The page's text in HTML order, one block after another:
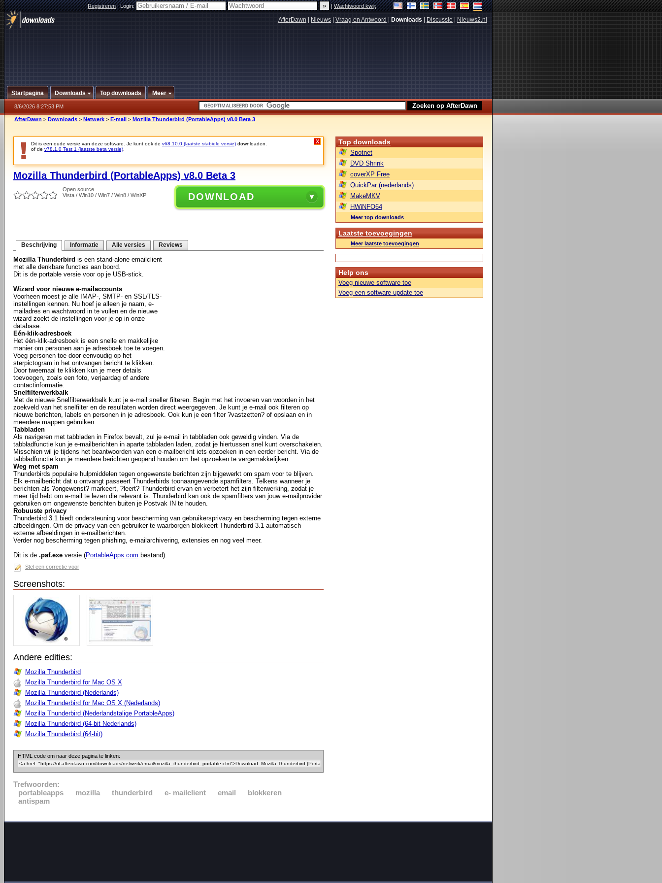
Registreren|Login: |Wachtwoord kwijt
AfterDawn Nieuws Vraag en Antwoord Downloads Discussie Nieuws2.nl
Startpagina Downloads Top downloads Meer
8/6/2026 8:27:53 PM
AfterDawn > Downloads > Netwerk > E-mail > Mozilla Thunderbird (PortableApps) v8.0 Beta 3
Dit is een oude versie van deze software. Je kunt ook de v68.10.0 (laatste stabiele versie) downloaden.
of de v78.1.0 Test 1 (laatste beta versie)
X
Mozilla Thunderbird (PortableApps) v8.0 Beta 3
Open source
Vista / Win10 / Win7 / Win8 / WinXP
DOWNLOAD
Beschrijving Informatie Alle versies Reviews
Mozilla Thunderbird is een stand-alone emailclient
met alle denkbare functies aan boord.
Dit is de portable versie voor op je USB-stick.
Wizard voor nieuwe e-mailaccounts
Voorheen moest je alle IMAP-, SMTP- en SSL/TLS-
instellingen kennen. Nu hoef je alleen je naam, e-
mailadres en wachtwoord in te vullen en de nieuwe
wizard zoekt de instellingen voor je op in onze
database.
Eén-klik-adresboek
Het één-klik-adresboek is een snelle en makkelijke
manier om personen aan je adresboek toe te voegen.
Voeg personen toe door eenvoudig op het
sterpictogram in het ontvangen bericht te klikken.
Door tweemaal te klikken kun je meer details
toevoegen, zoals een foto, verjaardag of andere
contactinformatie.
Snelfilterwerkbalk
Met de nieuwe Snelfilterwerkbalk kunt je e-mail sneller filteren. Begin met het invoeren van woorden in het
zoekveld van het snelfilter en de resultaten worden direct weergegeven. Je kunt je e-mail ook filteren op
nieuwe berichten, labels en personen in je adresboek. Ook kun je een filter ?vastzetten? of opslaan en in
meerdere mappen gebruiken.
Tabbladen
Als navigeren met tabbladen in Firefox bevalt, zul je e-mail in tabbladen ook geweldig vinden. Via de
tabbladfunctie kun je e-mailberichten in aparte tabbladen laden, zodat je hiertussen snel kunt overschakelen.
Misschien wil je tijdens het beantwoorden van een e-mailbericht iets opzoeken in een eerder bericht. Via de
tabbladfunctie kun je meerdere berichten geopend houden om het opzoeken te vergemakkelijken.
Weg met spam
Thunderbirds populaire hulpmiddelen tegen ongewenste berichten zijn bijgewerkt om spam voor te blijven.
Elk e-mailbericht dat u ontvangt passeert Thunderbirds toonaangevende spamfilters. Telkens wanneer je
berichten als ?ongewenst? markeert, ?leert? Thunderbird ervan en verbetert het zijn filterwerking, zodat je
meer tijd hebt om e-mail te lezen die relevant is. Thunderbird kan ook de spamfilters van jouw e-mailprovider
gebruiken om ongewenste berichten buiten je Postvak IN te houden.
Robuuste privacy
Thunderbird 3.1 biedt ondersteuning voor bescherming van gebruikersprivacy en bescherming tegen externe
afbeeldingen. Om de privacy van een gebruiker te waarborgen blokkeert Thunderbird 3.1 automatisch
externe afbeeldingen in e-mailberichten.
Verder nog bescherming tegen phishing, e-mailarchivering, extensies en nog veel meer.
Dit is de .paf.exe versie (PortableApps.com bestand).
Stel een correctie voor
Screenshots:
Andere edities:
Mozilla Thunderbird
Mozilla Thunderbird for Mac OS X
Mozilla Thunderbird (Nederlands)
Mozilla Thunderbird for Mac OS X (Nederlands)
Mozilla Thunderbird (Nederlandstalige PortableApps)
Mozilla Thunderbird (64-bit Nederlands)
Mozilla Thunderbird (64-bit)
HTML code om naar deze pagina te linken:
Trefwoorden:
portableapps
mozilla thunderbird e- mailclient email
blokkeren
antispam
Top downloads
Spotnet
DVD Shrink
coverXP Free
QuickPar (nederlands)
MakeMKV
HWiNFO64
Meer top downloads
Laatste toevoegingen
Meer laatste toevoegingen
Help ons
Voeg nieuwe software toe
Voeg een software update toe